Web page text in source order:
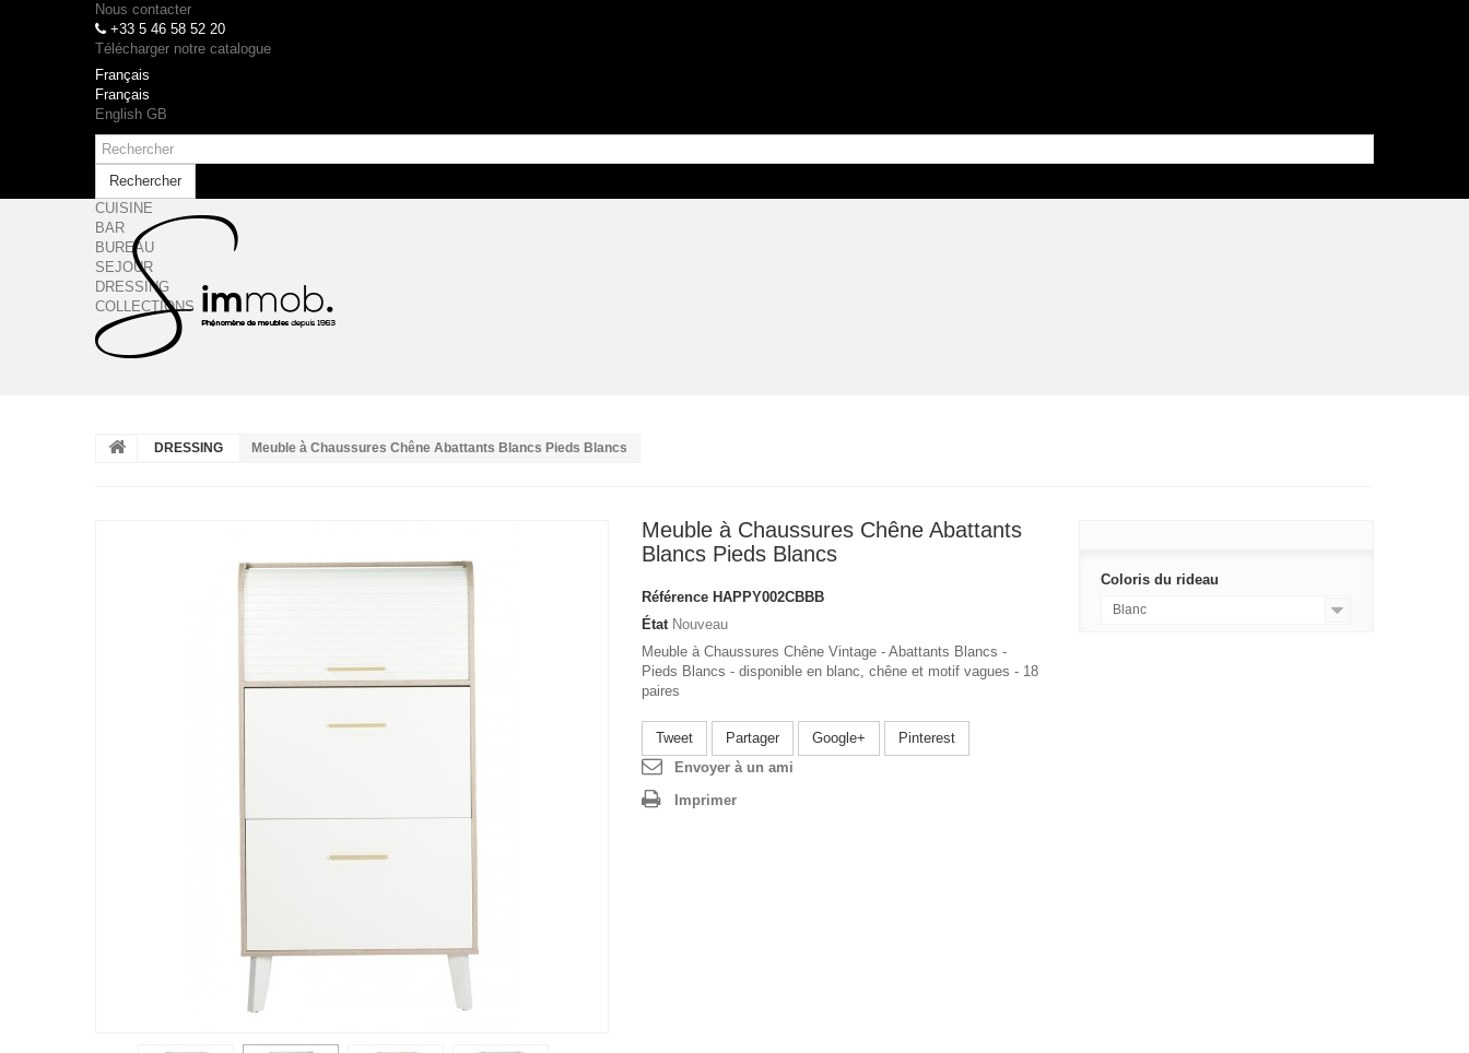
Nous contacter
+33 5 46 58 52 20
Télécharger notre catalogue
Français
Français
English GB
Rechercher
CUISINE
BAR
BUREAU
SEJOUR
DRESSING
COLLECTIONS
DRESSING Meuble à Chaussures Chêne Abattants Blancs Pieds Blancs
Meuble à Chaussures Chêne Abattants
Blancs Pieds Blancs
Référence HAPPY002CBBB
État Nouveau
Meuble à Chaussures Chêne Vintage - Abattants Blancs -
Pieds Blancs - disponible en blanc, chêne et motif vagues - 18
paires
Tweet Partager Google+
Pinterest
Envoyer à un ami
Imprimer
Coloris du rideau
Blanc